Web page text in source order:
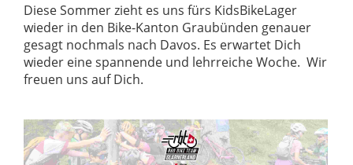
Diese Sommer zieht es uns fürs KidsBikeLager
wieder in den Bike-Kanton Graubünden genauer
gesagt nochmals nach Davos. Es erwartet Dich
wieder eine spannende und lehrreiche Woche. Wir
freuen uns auf Dich.